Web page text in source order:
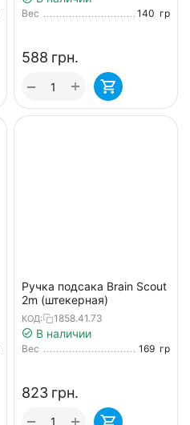
Вес 140 гр
‍588‍ грн.
+
−
Ручка подсака Brain Scout
2m (штекерная)
КОД: 1858.41.73
В наличии
Вес 169 гр
‍823‍ грн.
+